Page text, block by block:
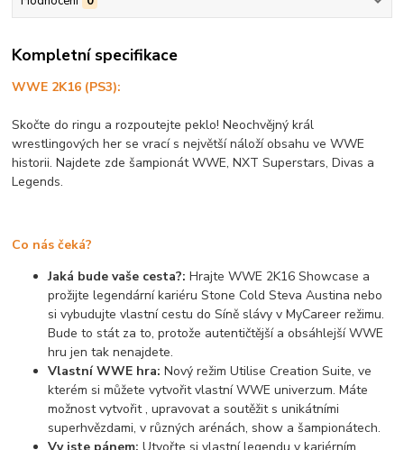
Kompletní specifikace
WWE 2K16 (PS3):
Skočte do ringu a rozpoutejte peklo! Neochvějný král
wrestlingových her se vrací s největší náloží obsahu ve WWE
historii. Najdete zde šampionát WWE, NXT Superstars, Divas a
Legends.
Co nás čeká?
Jaká bude vaše cesta?: Hrajte WWE 2K16 Showcase a
prožijte legendární kariéru Stone Cold Steva Austina nebo
si vybudujte vlastní cestu do Síně slávy v MyCareer režimu.
Bude to stát za to, protože autentičtější a obsáhlejší WWE
hru jen tak nenajdete.
Vlastní WWE hra:Nový režim Utilise Creation Suite, ve
kterém si můžete vytvořit vlastní WWE univerzum. Máte
možnost vytvořit , upravovat a soutěžit s unikátními
superhvězdami, v různých arénách, show a šampionátech.